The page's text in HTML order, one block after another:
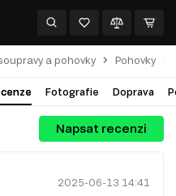
a pohovky Pohovky
Fotografie Doprava
Napsat recenzi
2025-06-13 14:41